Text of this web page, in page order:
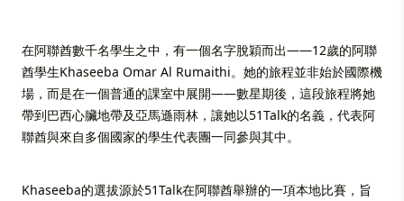
在阿聯酋數千名學生之中，有一個名字脫穎而出——12歲的阿聯
酋學生Khaseeba Omar Al Rumaithi。她的旅程並非始於國際機
場，而是在一個普通的課室中展開——數星期後，這段旅程將她
帶到巴西心臟地帶及亞馬遜雨林，讓她以51Talk的名義，代表阿
聯酋與來自多個國家的學生代表團一同參與其中。
Khaseeba的選拔源於51Talk在阿聯酋舉辦的一項本地比賽，旨